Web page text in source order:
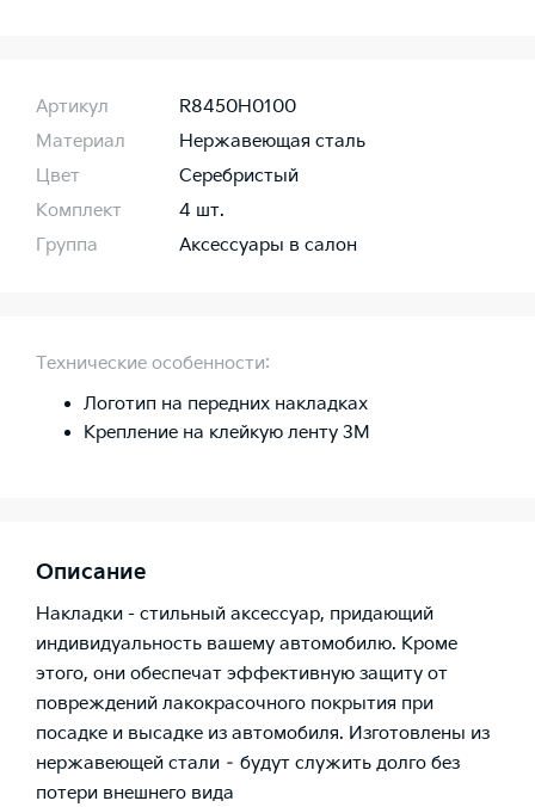
Артикул
R8450H0100
Материал
Нержавеющая сталь
Цвет
Серебристый
Комплект
4 шт.
Группа
Аксессуары в салон
Технические особенности:
Логотип на передних накладках
Крепление на клейкую ленту 3М
Описание
Накладки - стильный аксессуар, придающий
индивидуальность вашему автомобилю. Кроме
этого, они обеспечат эффективную защиту от
повреждений лакокрасочного покрытия при
посадке и высадке из автомобиля. Изготовлены из
нержавеющей стали – будут служить долго без
потери внешнего вида